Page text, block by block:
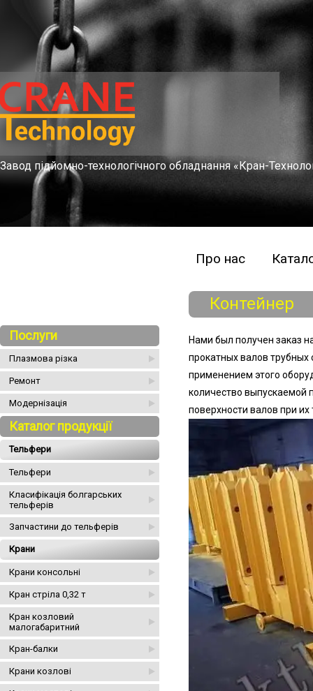
Завод підйомно-технологічного обладнання «Кран-
Про нас
Послуги
Плазмова різка
Ремонт
Модернізація
Каталог продукції
Тельфери
Тельфери
Класифікація болгарських
тельферів
Запчастини до тельферів
Крани
Крани консольні
Кран стріла 0,32 т
Кран козловий
малогабаритний
Кран-балки
Крани козлові
Контейнер
Нами был получен заказ
прокатных валов трубных
применением этого
количество выпускаемой
поверхности валов при их